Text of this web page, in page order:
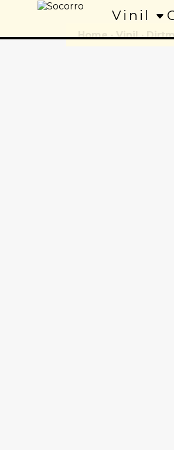
Vinil
Home·Vinil·